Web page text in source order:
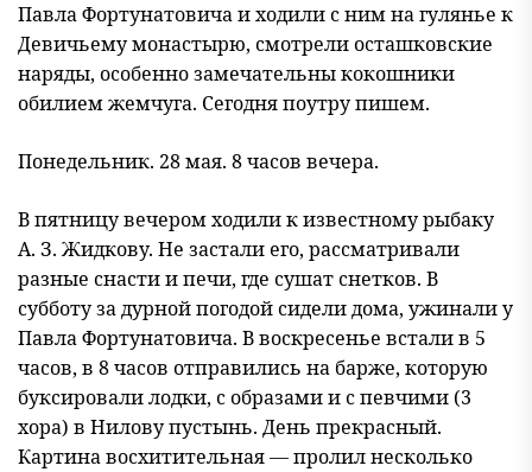
Павла Фортунатовича и ходили с ним на гулянье к
Девичьему монастырю, смотрели осташковские
наряды, особенно замечательны кокошники
обилием жемчуга. Сегодня поутру пишем.
Понедельник. 28 мая. 8 часов вечера.
В пятницу вечером ходили к известному рыбаку
А. З. Жидкову. Не застали его, рассматривали
разные снасти и печи, где сушат снетков. В
субботу за дурной погодой сидели дома, ужинали у
Павла Фортунатовича. В воскресенье встали в 5
часов, в 8 часов отправились на барже, которую
буксировали лодки, с образами и с певчими (3
хора) в Нилову пустынь. День прекрасный.
Картина восхитительная — пролил несколько